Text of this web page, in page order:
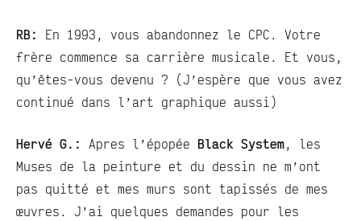
RB: En 1993, vous abandonnez le CPC. Votre
frère commence sa carrière musicale. Et vous,
qu’êtes-vous devenu ? (J’espère que vous avez
continué dans l’art graphique aussi)
Hervé G.: Apres l’épopée Black System, les
Muses de la peinture et du dessin ne m’ont
pas quitté et mes murs sont tapissés de mes
œuvres. J’ai quelques demandes pour les